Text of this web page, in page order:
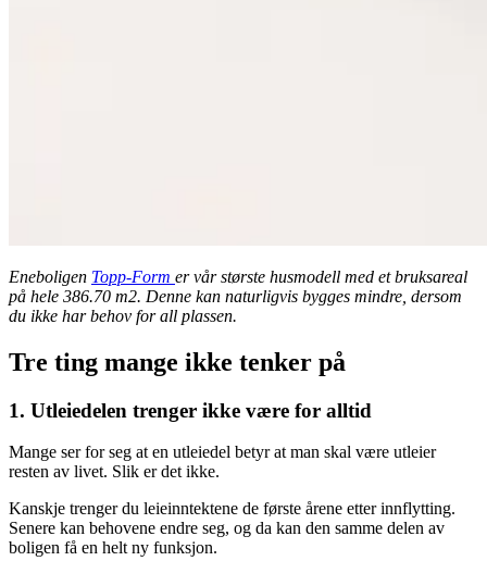
Eneboligen Topp-Form er vår største husmodell med et bruksareal
på hele 386.70 m2. Denne kan naturligvis bygges mindre, dersom
du ikke har behov for all plassen.
Tre ting mange ikke tenker på
1. Utleiedelen trenger ikke være for alltid
Mange ser for seg at en utleiedel betyr at man skal være utleier
resten av livet. Slik er det ikke.
Kanskje trenger du leieinntektene de første årene etter innflytting.
Senere kan behovene endre seg, og da kan den samme delen av
boligen få en helt ny funksjon.